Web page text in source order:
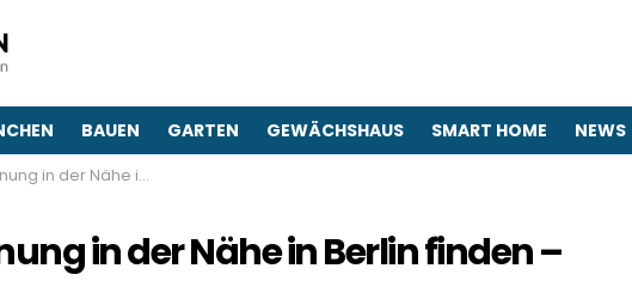
BAUEN GARTEN GEWÄCHSHAUS SMART HOME NEWS
in Berlin finden – Angebote
in der Nähe in Berlin finden –